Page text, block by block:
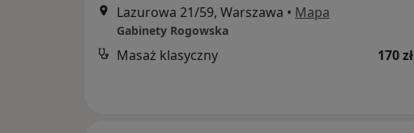
Lazurowa 21/59, Warszawa • Mapa
Gabinety Rogowska
Masaż klasyczny 170 zł